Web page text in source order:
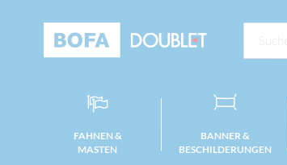
FAHNEN &
MASTEN
BANNER &
BESCHILDERUNGEN